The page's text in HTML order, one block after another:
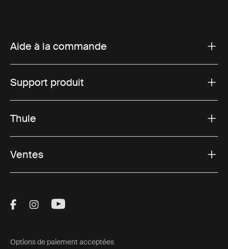
Aide à la commande
Support produit
Thule
Ventes
Visit Thule on Facebook (external link)
Visit Thule on Instagram (external link)
Visit Thule on Youtube (external
Options de paiement acceptées